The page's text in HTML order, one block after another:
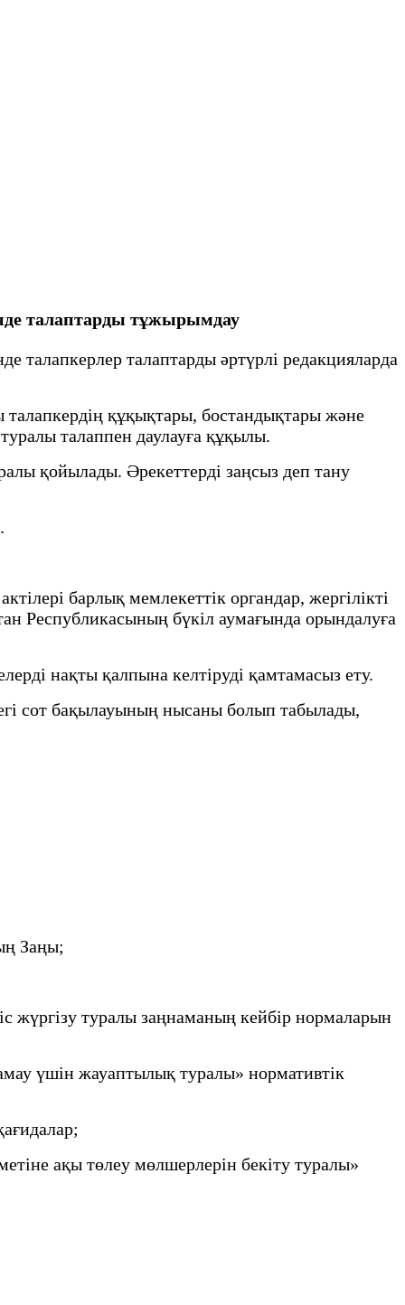
талаптарды тұжырымдау
талапкерлер талаптарды әртүрлі редакцияларда
талапкердің құқықтары, бостандықтары және
талаппен даулауға құқылы.
қойылады. Әрекеттерді заңсыз деп тану
барлық мемлекеттік органдар, жергілікті
Республикасының бүкіл аумағында орындалуға
нақты қалпына келтіруді қамтамасыз ету.
сот бақылауының нысаны болып табылады,
Заңы;
туралы заңнаманың кейбір нормаларын
үшін жауаптылық туралы» нормативтік
ақы төлеу мөлшерлерін бекіту туралы»